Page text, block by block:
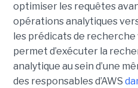
optimiser les requêtes
opérations analytiques
les prédicats de recherche
permet d’exécuter la
analytique au sein d’une
des responsables d’AWS